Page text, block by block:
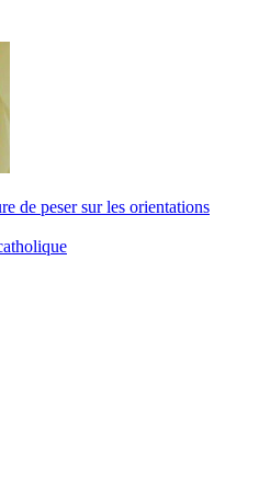
de peser sur les orientations